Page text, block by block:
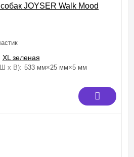
JOYSER Walk Mood
Ш х В): 533 мм×25 мм×5 мм